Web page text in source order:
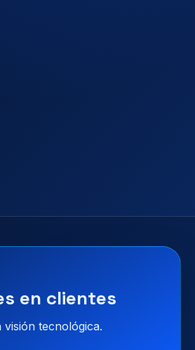
en clientes
tecnológica.